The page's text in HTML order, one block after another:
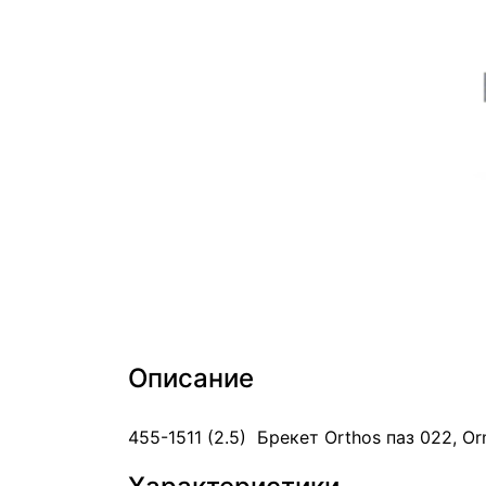
Описание
455-1511 (2.5) Брекет Orthos паз 022,